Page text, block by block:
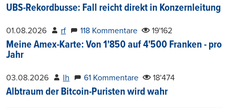
UBS-Rekordbusse: Fall reicht direkt in Konzernleitung
01.08.2026 rf 118 Kommentare 19'162
Meine Amex-Karte: Von 1'850 auf 4'500 Franken - pro
Jahr
03.08.2026 lh 61 Kommentare 18'474
Albtraum der Bitcoin-Puristen wird wahr